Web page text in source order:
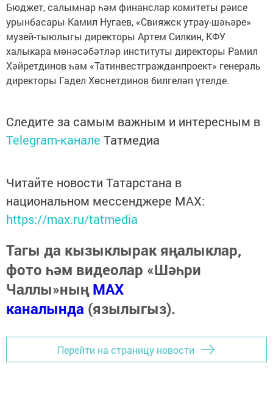
Бюджет, салымнар һәм финанслар комитеты рәисе
урынбасары Камил Нугаев, «Свияжск утрау-шәһәре»
музей-тыюлыгы директоры Артем Силкин, КФУ
халыкара мөнәсәбәтләр институты директоры Рамил
Хәйретдинов һәм «Татинвестгражданпроект» генераль
директоры Гадел Хөснетдинов билгеләп үтелде.
Следите за самым важным и интересным в
Telegram-канале Татмедиа
Читайте новости Татарстана в
национальном мессенджере MАХ:
https://max.ru/tatmedia
Тагы да кызыклырак яңалыклар,
фото һәм видеолар «Шәһри
Чаллы»ныңMAX
каналында (язылыгыз).
Перейти на страницу новости